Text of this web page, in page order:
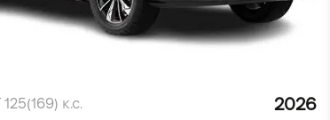
к.с. 2026